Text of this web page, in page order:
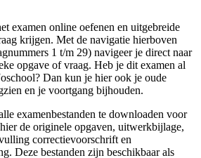
examen online oefenen en uitgebreide
krijgen. Met de navigatie hierboven
1 t/m 29) navigeer je direct naar
opgave of vraag. Heb je dit examen al
Dan kun je hier ook je oude
en je voortgang bijhouden.
examenbestanden te downloaden voor
de originele opgaven, uitwerkbijlage,
correctievoorschrift en
. Deze bestanden zijn beschikbaar als